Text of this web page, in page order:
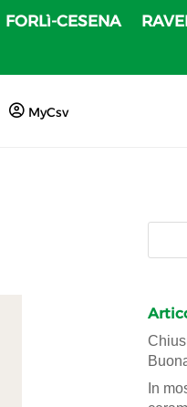
FORLì-CESENA
MyCsv
In